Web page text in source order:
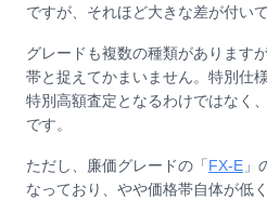
ですが、それほど大きな差が付い
グレードも複数の種類があります
帯と捉えてかまいません。特別仕
特別高額査定となるわけではなく
です。
ただし、廉価グレードの「 FX-E 」
なっており、やや価格帯自体が低